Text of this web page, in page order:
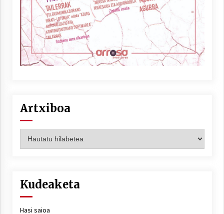
Berria egunkarian elkarrizketa
Arrosaren 20 urteez
2021/07/06
Zebrabidearen denboraldi amaiera
Artxiboa
Kudeaketa
Hasi saioa